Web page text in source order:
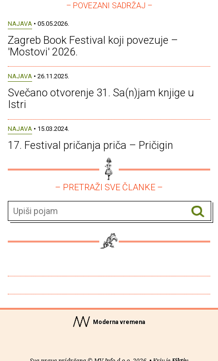
– POVEZANI SADRŽAJ –
NAJAVA • 05.05.2026.
Zagreb Book Festival koji povezuje –
'Mostovi' 2026.
NAJAVA • 26.11.2025.
Svečano otvorenje 31. Sa(n)jam knjige u
Istri
NAJAVA • 15.03.2024.
17. Festival pričanja priča – Pričigin
– PRETRAŽI SVE ČLANKE –
Moderna vremena